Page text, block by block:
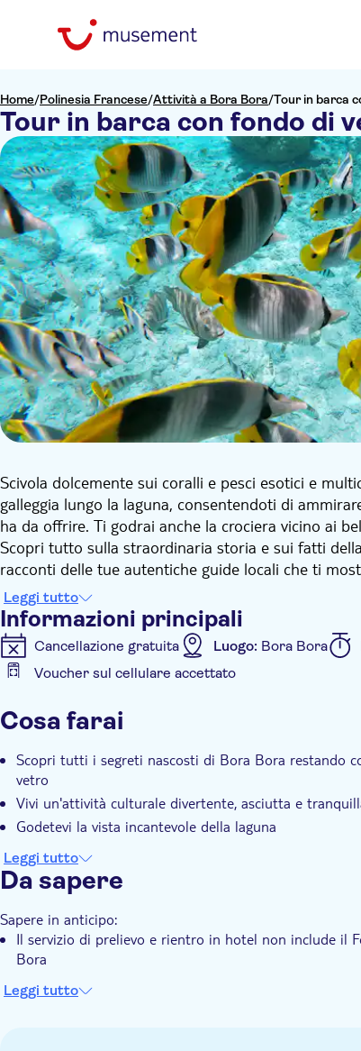
Home/Polinesia Francese/Attività a Bora Bora/Tour in barca
Tour in barca con fondo di
Scivola dolcemente sui coralli e pesci esotici e
galleggia lungo la laguna, consentendoti di
ha da offrire. Ti godrai anche la crociera vicino ai
Scopri tutto sulla straordinaria storia e sui fatti
racconti delle tue autentiche guide locali che ti
Rimarrai affascinato quando la tua guida si tufferà
di pesci dai colori vivaci a pochi centimetri dal
colori brillanti, tra cui pesci pagliaccio, murene e altri
Grazie alle esclusive barche con fondo di vetro,
naturali. La barca con fondo di vetro delizierà
Leggi tutto
Informazioni principali
Cancellazione gratuita Luogo: Bora Bora
Voucher sul cellulare accettato
Ingresso incluso
Cosa farai
Scopri tutti i segreti nascosti di Bora Bora restando
vetro
Vivi un'attività culturale divertente, asciutta e
Godetevi la vista incantevole della laguna
Leggi tutto
Da sapere
Sapere in anticipo:
Il servizio di prelievo e rientro in hotel non include il
Bora
Leggi tutto